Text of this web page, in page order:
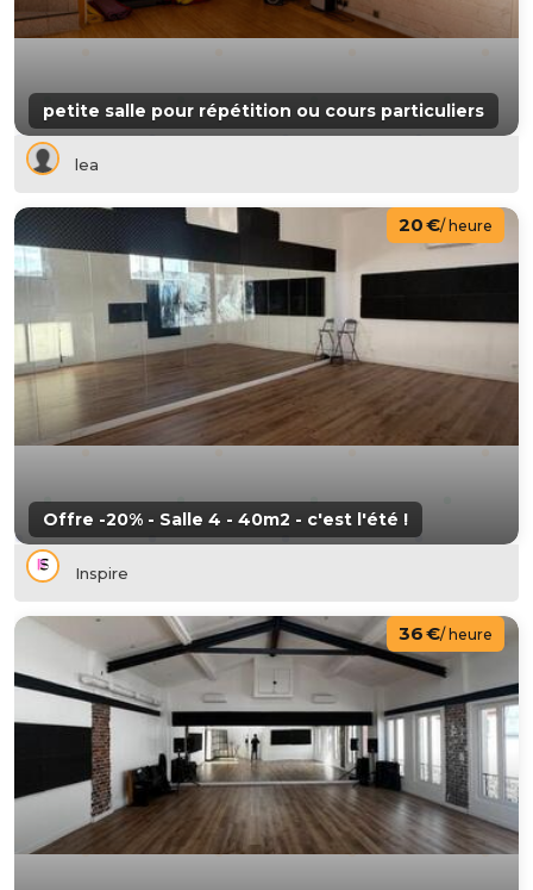
petite salle pour répétition ou cours particuliers
lea
Offre -20% - Salle 4 - 40m2 - c'est l'été !
20 €/ heure
Inspire
36 €/ heure